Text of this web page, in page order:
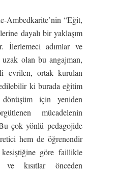
Ambedkarite’nin “Eğit,
dayalı bir yaklaşım
İlerlemeci adımlar ve
olan bu angajman,
evrilen, ortak kurulan
ki burada eğitim
için yeniden
mücadelenin
çok yönlü pedagojide
hem de öğrenendir
göre faillikle
kısıtlar önceden